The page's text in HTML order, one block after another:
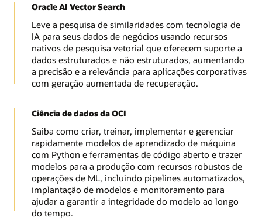
Oracle AI Vector Search
Leve a pesquisa de similaridades com tecnologia de
IA para seus dados de negócios usando recursos
nativos de pesquisa vetorial que oferecem suporte a
dados estruturados e não estruturados, aumentando
a precisão e a relevância para aplicações corporativas
com geração aumentada de recuperação.
Ciência de dados da OCI
Saiba como criar, treinar, implementar e gerenciar
rapidamente modelos de aprendizado de máquina
com Python e ferramentas de código aberto e trazer
modelos para a produção com recursos robustos de
operações de ML, incluindo pipelines automatizados,
implantação de modelos e monitoramento para
ajudar a garantir a integridade do modelo ao longo
do tempo.